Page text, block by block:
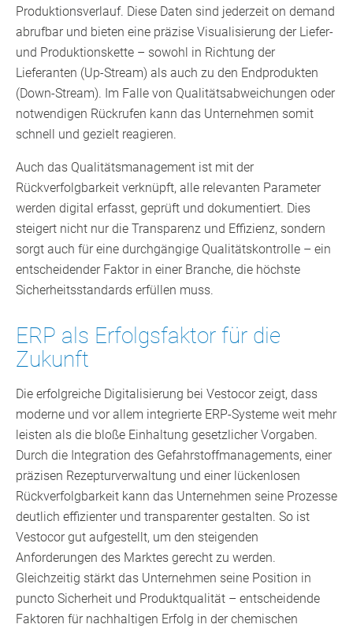
Produktionsverlauf. Diese Daten sind jederzeit on demand
abrufbar und bieten eine präzise Visualisierung der Liefer-
und Produktionskette – sowohl in Richtung der
Lieferanten (Up-Stream) als auch zu den Endprodukten
(Down-Stream). Im Falle von Qualitätsabweichungen oder
notwendigen Rückrufen kann das Unternehmen somit
schnell und gezielt reagieren.
Auch das Qualitätsmanagement ist mit der
Rückverfolgbarkeit verknüpft, alle relevanten Parameter
werden digital erfasst, geprüft und dokumentiert. Dies
steigert nicht nur die Transparenz und Effizienz, sondern
sorgt auch für eine durchgängige Qualitätskontrolle – ein
entscheidender Faktor in einer Branche, die höchste
Sicherheitsstandards erfüllen muss.
ERP als Erfolgsfaktor für die
Zukunft
Die erfolgreiche Digitalisierung bei Vestocor zeigt, dass
moderne und vor allem integrierte ERP-Systeme weit mehr
leisten als die bloße Einhaltung gesetzlicher Vorgaben.
Durch die Integration des Gefahrstoffmanagements, einer
präzisen Rezepturverwaltung und einer lückenlosen
Rückverfolgbarkeit kann das Unternehmen seine Prozesse
deutlich effizienter und transparenter gestalten. So ist
Vestocor gut aufgestellt, um den steigenden
Anforderungen des Marktes gerecht zu werden.
Gleichzeitig stärkt das Unternehmen seine Position in
puncto Sicherheit und Produktqualität – entscheidende
Faktoren für nachhaltigen Erfolg in der chemischen